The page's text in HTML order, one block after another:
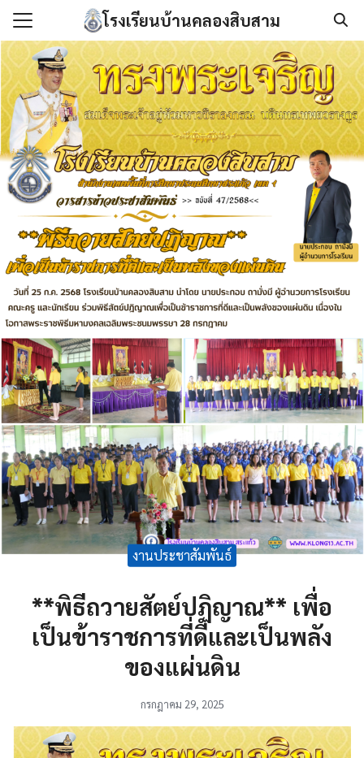
Skip
content
โรงเรียนบ้านคลองสิบสาม
ก
เรา
กันการทุจริต
ลยีสารสนเทศ
Search
for:
งานประชาสัมพันธ์
**พิธีถวายสัตย์ปฏิญาณ** เพื่อ
เป็นข้าราชการที่ดีและเป็นพลัง
ของแผ่นดิน
กรกฎาคม 29, 2025